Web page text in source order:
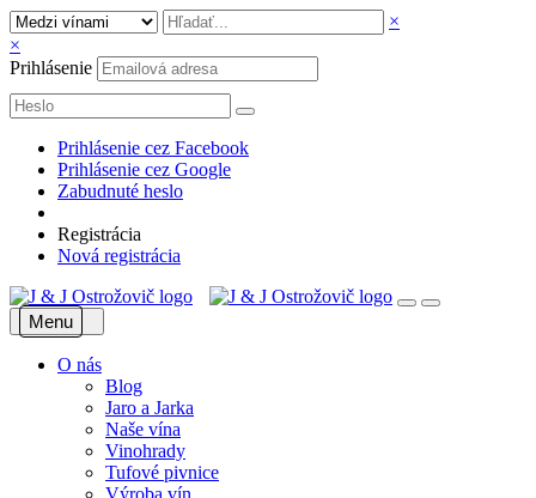
×
×
Prihlásenie
Prihlásenie cez Facebook
Prihlásenie cez Google
Zabudnuté heslo
Registrácia
Nová registrácia
Menu
O nás
Blog
Jaro a Jarka
Naše vína
Vinohrady
Tufové pivnice
Výroba vín